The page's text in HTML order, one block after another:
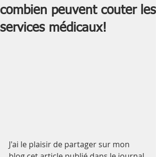
combien peuvent couter les
services médicaux!
J'ai le plaisir de partager sur mon